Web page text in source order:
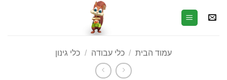
עמוד הבית כלי עבודה / כלי גינון